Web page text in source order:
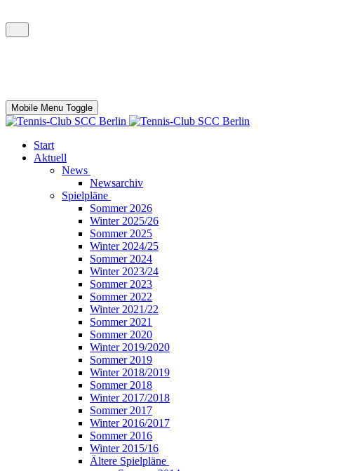
Mobile Menu Toggle
Start
Aktuell
News
Newsarchiv
Spielpläne
Sommer 2026
Winter 2025/26
Sommer 2025
Winter 2024/25
Sommer 2024
Winter 2023/24
Sommer 2023
Sommer 2022
Winter 2021/22
Sommer 2021
Sommer 2020
Winter 2019/2020
Sommer 2019
Winter 2018/2019
Sommer 2018
Winter 2017/2018
Sommer 2017
Winter 2016/2017
Sommer 2016
Winter 2015/16
Ältere Spielpläne